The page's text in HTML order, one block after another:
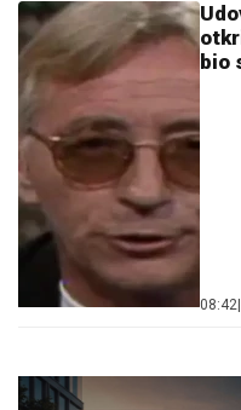
bio
08:42